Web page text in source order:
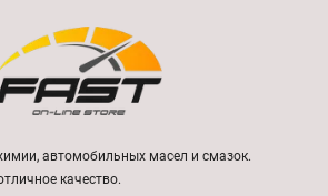
автомобильных масел и смазок.
качество.